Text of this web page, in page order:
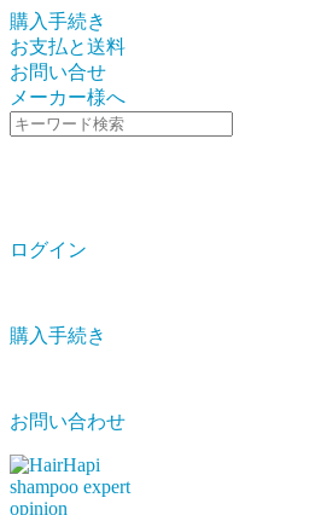
購入手続き
お支払と送料
お問い合せ
メーカー様へ
ログイン
購入手続き
お問い合わせ